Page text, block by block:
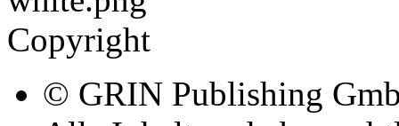
Copyright
© GRIN Publishing